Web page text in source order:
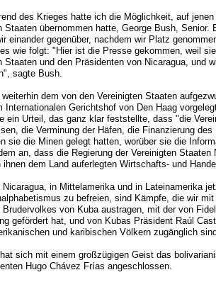
des Krieges hatte ich die Möglichkeit, auf
Staaten übernommen hatte, George Bush,
einander gegenüber, nachdem wir Platz
wie folgt: "Hier ist die Presse gekommen, weil
Staaten und den Präsidenten von Nicaragua, und
sagte Bush.
weiterhin dem von den Vereinigten Staaten
Internationalen Gerichtshof von Den Haag
ein Urteil, das ganz klar feststellte, dass "die
die Verminung der Häfen, die Finanzierung
sie die Minen gelegt hatten, worüber sie die
an, dass die Regierung der Vereinigten
ihnen dem Land auferlegten Wirtschafts- und
Nicaragua, in Mittelamerika und in Lateinamerika
zu befreien, sind Kämpfe, die wir
von Kuba austragen, mit der von
gefördert hat, und von Kubas Präsident Raúl
und karibischen Völkern zugänglich
sich mit einem großzügigen Geist das
Hugo Chávez Frías angeschlossen.